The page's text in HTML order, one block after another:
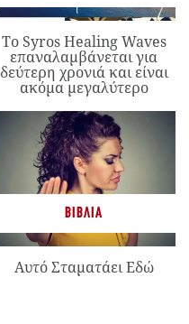
Το Syros Healing Waves
επαναλαμβάνεται για
δεύτερη χρονιά και είναι
ακόμα μεγαλύτερο
ΒΙΒΛΊΑ
Αυτό Σταματάει Εδώ